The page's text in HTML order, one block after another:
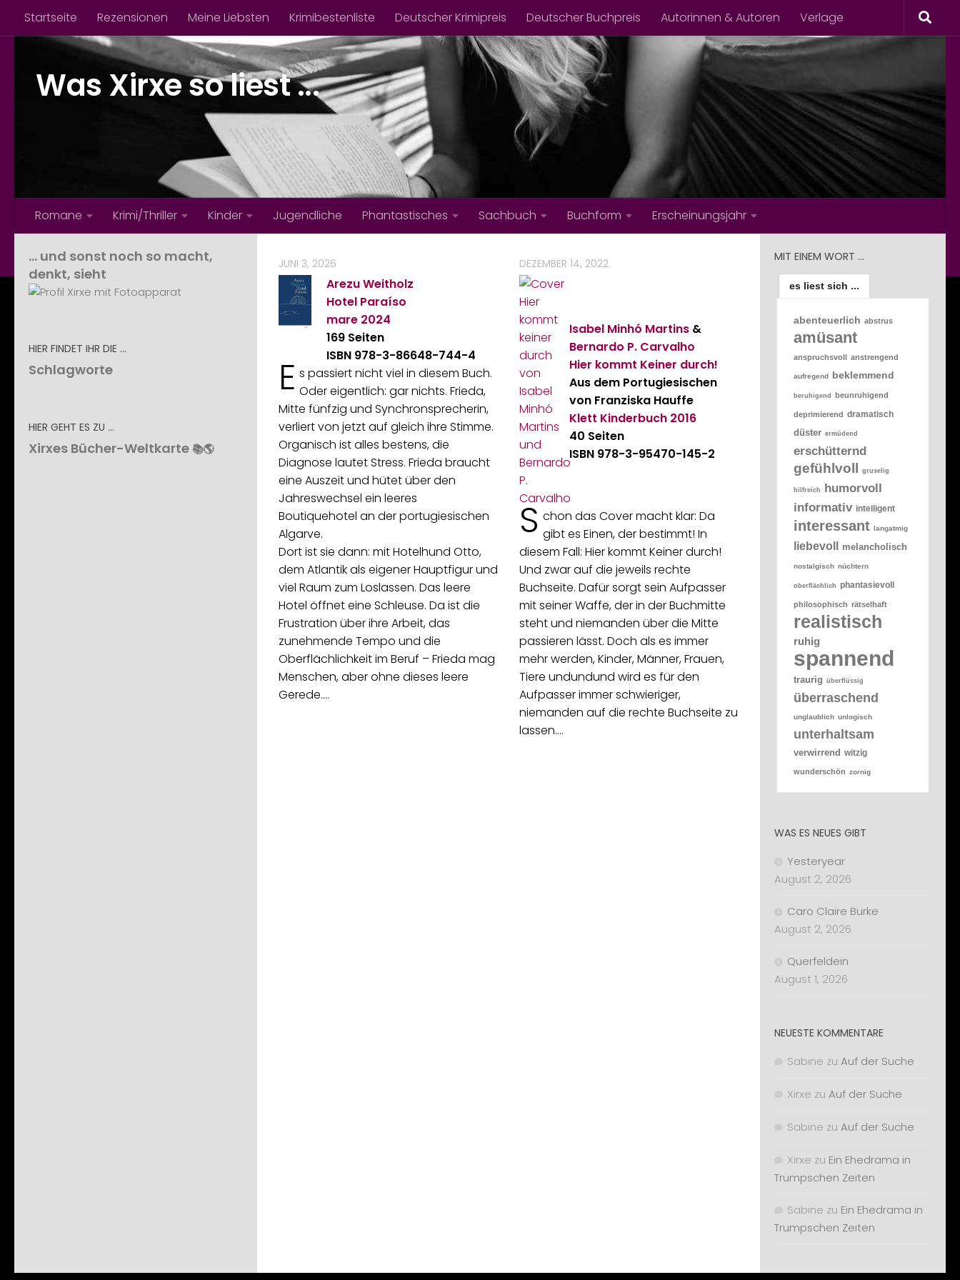
Zum Inhalt springen
Startseite Rezensionen Meine Liebsten Krimibestenliste Deutscher Krimipreis Deutscher Buchpreis Autorinnen & Autoren Verlage
Was Xirxe so liest ...
Romane Krimi/Thriller Kinder Jugendliche Phantastisches Sachbuch Buchform Erscheinungsjahr
JUNI 3, 2026
Arezu Weitholz
Hotel Paraíso
mare 2024
169 Seiten
ISBN 978-3-86648-744-4
E s passiert nicht viel in diesem Buch.
Oder eigentlich: gar nichts. Frieda,
Mitte fünfzig und Synchronsprecherin,
verliert von jetzt auf gleich ihre Stimme.
Organisch ist alles bestens, die
Diagnose lautet Stress. Frieda braucht
eine Auszeit und hütet über den
Jahreswechsel ein leeres
Boutiquehotel an der portugiesischen
Algarve.
Dort ist sie dann: mit Hotelhund Otto,
dem Atlantik als eigener Hauptfigur und
viel Raum zum Loslassen. Das leere
Hotel öffnet eine Schleuse. Da ist die
Frustration über ihre Arbeit, das
zunehmende Tempo und die
Oberflächlichkeit im Beruf – Frieda mag
Menschen, aber ohne dieses leere
Gerede.…
DEZEMBER 14, 2022
Isabel Minhó Martins&
Bernardo P. Carvalho
Hier kommt Keiner durch!
Aus dem Portugiesischen
von Franziska Hauffe
Klett Kinderbuch 2016
40 Seiten
ISBN 978-3-95470-145-2
S chon das Cover macht klar: Da
gibt es Einen, der bestimmt! In
diesem Fall: Hier kommt Keiner durch!
Und zwar auf die jeweils rechte
Buchseite. Dafür sorgt sein Aufpasser
mit seiner Waffe, der in der Buchmitte
steht und niemanden über die Mitte
passieren lässt. Doch als es immer
mehr werden, Kinder, Männer, Frauen,
Tiere undundund wird es für den
Aufpasser immer schwieriger,
niemanden auf die rechte Buchseite zu
lassen.…
… und sonst noch so macht,
denkt, sieht
HIER FINDET IHR DIE …
Schlagworte
HIER GEHT ES ZU …
Xirxes Bücher-Weltkarte 📚🌎
MIT EINEM WORT …
es liest sich ...
abenteuerlich abstrus
amüsant
anspruchsvoll anstrengend
aufregend beklemmend
beruhigend beunruhigend
deprimierend dramatisch
düster ermüdend
erschütternd
gefühlvoll gruselig
hilfreich
humorvoll
informativ intelligent
interessant langatmig
liebevoll melancholisch
nostalgisch nüchtern
oberflächlich phantasievoll
philosophisch rätselhaft
realistisch
ruhig
spannend
traurig überflüssig
überraschend
unglaublich unlogisch
unterhaltsam
verwirrend witzig
wunderschön zornig
WAS ES NEUES GIBT
Yesteryear
August 2, 2026
Caro Claire Burke
August 2, 2026
Querfeldein
August 1, 2026
NEUESTE KOMMENTARE
Sabine zu Auf der Suche
Xirxe zu Auf der Suche
Sabine zu Auf der Suche
Xirxe zu Ein Ehedrama in
Trumpschen Zeiten
Sabine zu Ein Ehedrama in
Trumpschen Zeiten